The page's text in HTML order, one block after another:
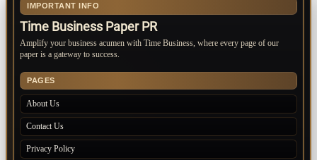
IMPORTANT INFO
Time Business Paper PR
Amplify your business acumen with Time Business, where every page of our
paper is a gateway to success.
PAGES
About Us
Contact Us
Privacy Policy